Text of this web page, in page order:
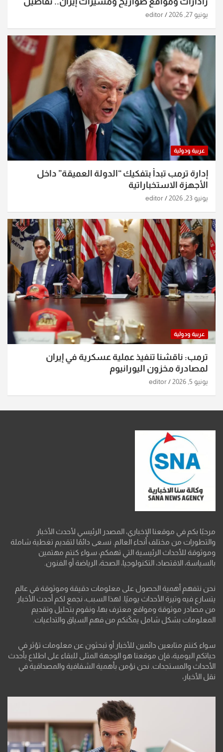
الساعات الماضية
يونيو 27, 2026 editor
عربية ودولية
إدارة ترمب تبدأ بتفكيك “الدولة العميقة” داخل
الأجهزة الاستخباراتية
يونيو 23, 2026 editor
عربية ودولية
ترمب: ناقشنا تنفيذ عملية عسكرية في إيران
لمصادرة مخزون اليورانيوم
يونيو 5, 2026 editor
مرحبًا بكم في موقعنا الإخباري، المصدر الرئيسي لأحدث الأخبار
والتطورات من مختلف أنحاء العالم. نسعى دائمًا لتقديم تغطية شاملة
وموثوقة للأحداث الرئيسية التي تهمكم، سواء كنتم مهتمين
بالسياسة، الاقتصاد، التكنولوجيا، الصحة، الرياضة أو الفنون.
نحن نتفهم أهمية الحصول على معلومات دقيقة وموثوقة في عالم
يتسارع فيه وتيرة الأحداث يوميًا. لهذا السبب، نجمع لكم أحدث الأخبار
من مصادر موثوقة ومواقع معترف بها، ونقوم بتحليل وتقديم
المعلومات بشكل شامل يمكّنكم من فهم السياق والتداعيات.
سواء كنتم متابعين دائمين للأخبار أو تبحثون عن معلومات تؤثر في
حياتكم اليومية، فإن موقعنا هو الوجهة المثلى للبقاء على اطلاع بأحدث
الأحداث والمستجدات. نحن نؤمن بأهمية الشفافية والمصداقية في
نقل الأخبار،